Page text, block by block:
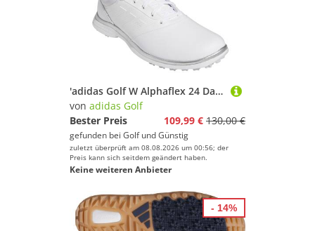
'adidas Golf W Alphaflex 24 Damen Golfschuh weiss'
von adidas Golf
Bester Preis
109,99 € 130,00 €
gefunden bei Golf und Günstig
zuletzt überprüft am 08.08.2026 um 00:56; der
Preis kann sich seitdem geändert haben.
Keine weiteren Anbieter
- 14%